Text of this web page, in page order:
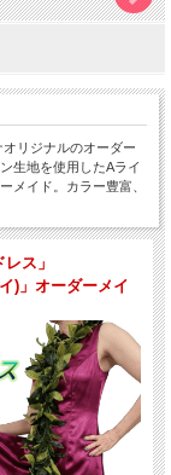
リジナルのオーダー
生地を使用したAライ
メイド。カラー豊富、
ス」
)」オーダーメイ